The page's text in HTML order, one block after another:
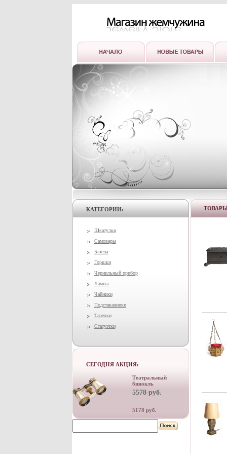
КАТЕГОРИИ:
Шкатулки
Самовары
Бюсты
Горшки
Чернильный прибор
Лампы
Чайники
Подстаканники
Тарелки
Статуэтки
СЕГОДНЯ АКЦИЯ:
Театральный
бинокль
5578 руб.
5178 руб.